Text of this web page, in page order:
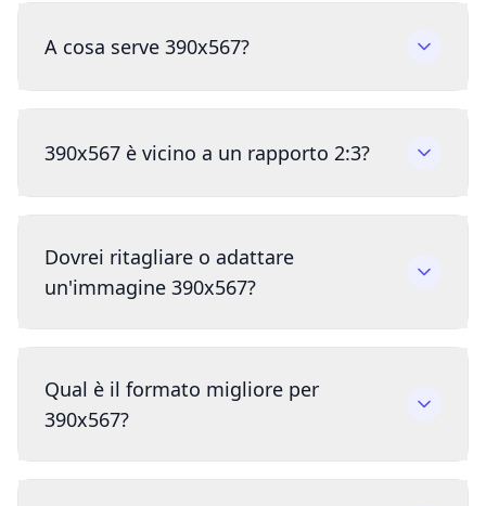
A cosa serve 390x567?
390x567 è vicino a un rapporto 2:3?
Dovrei ritagliare o adattare
un'immagine 390x567?
Qual è il formato migliore per
390x567?